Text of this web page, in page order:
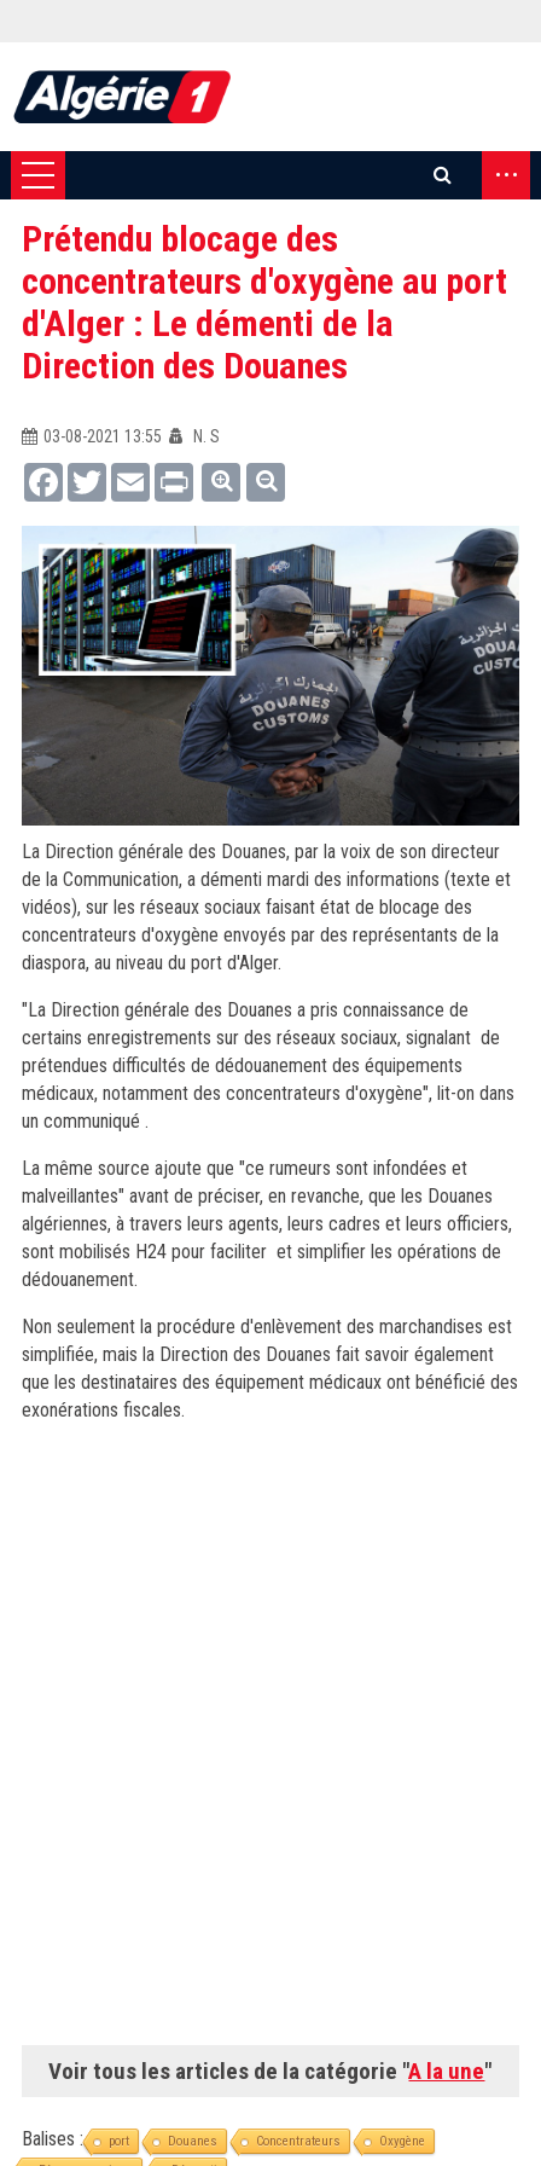
...
Prétendu blocage des
concentrateurs d'oxygène au port
d'Alger : Le démenti de la
Direction des Douanes
03-08-2021 13:55
N. S
FacebookTwitterEmail Print
La Direction générale des Douanes, par la voix de son directeur
de la Communication, a démenti mardi des informations (texte et
vidéos), sur les réseaux sociaux faisant état de blocage des
concentrateurs d'oxygène envoyés par des représentants de la
diaspora, au niveau du port d'Alger.
"La Direction générale des Douanes a pris connaissance de
certains enregistrements sur des réseaux sociaux, signalant de
prétendues difficultés de dédouanement des équipements
médicaux, notamment des concentrateurs d'oxygène", lit-on dans
un communiqué .
La même source ajoute que "ce rumeurs sont infondées et
malveillantes" avant de préciser, en revanche, que les Douanes
algériennes, à travers leurs agents, leurs cadres et leurs officiers,
sont mobilisés H24 pour faciliter et simplifier les opérations de
dédouanement.
Non seulement la procédure d'enlèvement des marchandises est
simplifiée, mais la Direction des Douanes fait savoir également
que les destinataires des équipement médicaux ont bénéficié des
exonérations fiscales.
Voir tous les articles de la catégorie "A la une"
Balises : port Douanes Concentrateurs
Oxygène